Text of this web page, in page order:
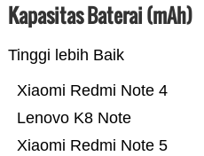
Kapasitas Baterai (mAh)
Tinggi lebih Baik
Xiaomi Redmi Note 5
Lenovo K8 Note
Xiaomi Redmi Note 4